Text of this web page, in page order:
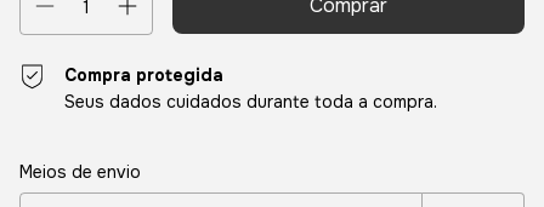
Compra protegida
Seus dados cuidados durante toda a compra.
Entregas para o CEP:
Meios de envio